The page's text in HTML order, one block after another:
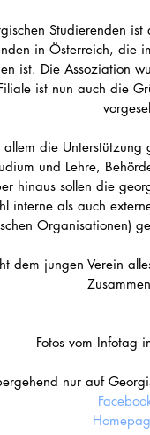
Studierenden
in Österreich, die
ist. Die Assoziation
ist nun auch die
allem die
und Lehre,
hinaus sollen die
interne als auch
Organisationen)
dem jungen Verein
Fotos vom Infotag
nur auf